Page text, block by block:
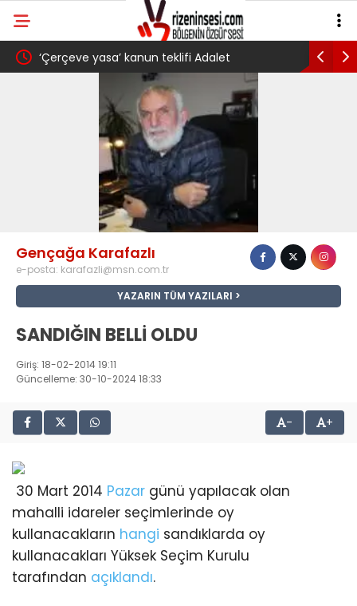
‘Çerçeve yasa’ kanun teklifi Adalet
Komisyonu’ndan geçti
AKP’li
Gençağa Karafazlı
e-posta: karafazli@msn.com.tr
YAZARIN TÜM YAZILARI
SANDIĞIN BELLİ OLDU
Giriş: 18-02-2014 19:11
Güncelleme: 30-10-2024 18:33
- +
30 Mart 2014 Pazar günü yapılacak olan
mahalli idareler seçimlerinde oy
kullanacakların hangi sandıklarda oy
kullanacakları Yüksek Seçim Kurulu
tarafından açıklandı.